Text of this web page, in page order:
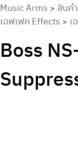
Music Arms > สินค้า
เอฟเฟค Effects > เ
Boss